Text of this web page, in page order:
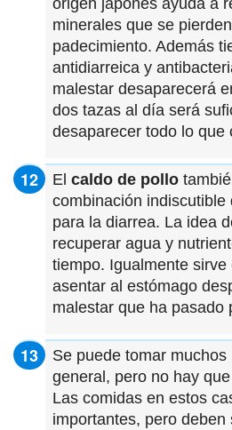
minerales que se
padecimiento. Además
antidiarreica y
malestar desaparecerá
dos tazas al día será
desaparecer todo lo que
El caldo de pollo
combinación
para la diarrea. La idea
recuperar agua y
tiempo. Igualmente
asentar al estómago
malestar que ha pasado
Se puede tomar muchos
general, pero no hay
Las comidas en estos
importantes, pero deben